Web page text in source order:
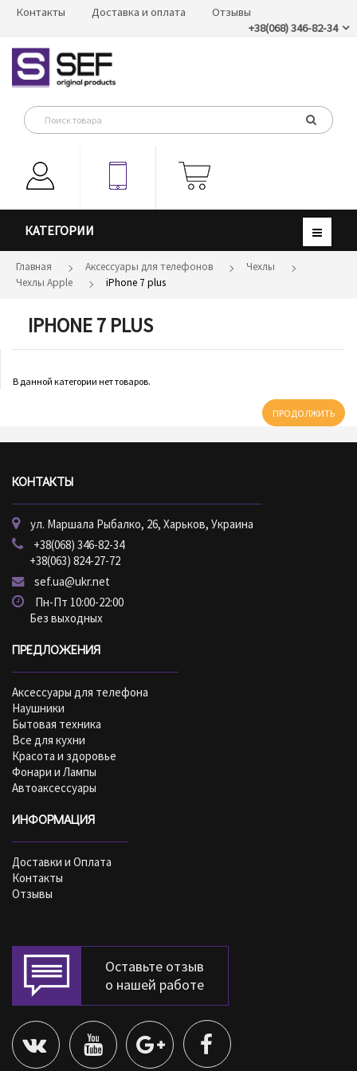
Контакты Доставка и оплата
Отзывы
+38(068) 346-82-34
КАТЕГОРИИ
Главная Аксессуары для телефонов
Чехлы
Чехлы Apple
iPhone 7 plus
IPHONE 7 PLUS
В данной категории нет товаров.
ПРОДОЛЖИТЬ
КОНТАКТЫ
ул. Маршала Рыбалко, 26, Харьков, Украина
+38(068) 346-82-34
+38(063) 824-27-72
sef.ua@ukr.net
Пн-Пт 10:00-22:00
Без выходных
ПРЕДЛОЖЕНИЯ
Аксессуары для телефона
Наушники
Бытовая техника
Все для кухни
Красота и здоровье
Фонари и Лампы
Автоаксессуары
ИНФОРМАЦИЯ
Доставки и Оплата
Контакты
Отзывы
Оставьте отзыв
о нашей работе